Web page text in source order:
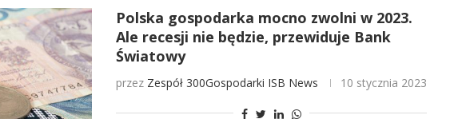
Polska gospodarka mocno zwolni w 2023.
Ale recesji nie będzie, przewiduje Bank
Światowy
przez Zespół 300Gospodarki ISB News 10 stycznia 2023